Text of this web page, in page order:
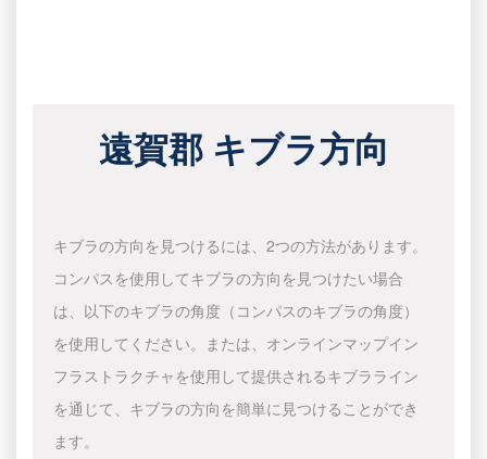
遠賀郡 キブラ方向
キブラの方向を見つけるには、2つの方法があります。
コンパスを使用してキブラの方向を見つけたい場合
は、以下のキブラの角度（コンパスのキブラの角度）
を使用してください。または、オンラインマップイン
フラストラクチャを使用して提供されるキブラライン
を通じて、キブラの方向を簡単に見つけることができ
ます。